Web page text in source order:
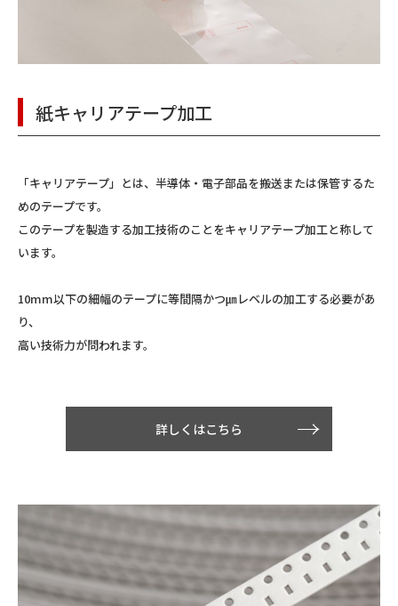
紙キャリアテープ加工
「キャリアテープ」とは、半導体・電子部品を搬送または保管するた
めのテープです。
このテープを製造する加工技術のことをキャリアテープ加工と称して
います。
10mm以下の細幅のテープに等間隔かつ㎛レベルの加工する必要があ
り、
高い技術力が問われます。
詳しくはこちら